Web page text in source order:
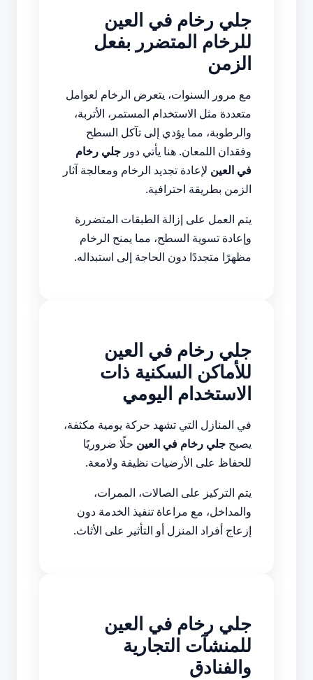
جلي رخام في العين
للرخام المتضرر بفعل
الزمن
مع مرور السنوات، يتعرض الرخام لعوامل
متعددة مثل الاستخدام المستمر، الأتربة،
والرطوبة، مما يؤدي إلى تآكل السطح
وفقدان اللمعان. هنا يأتي دور جلي رخام
في العين لإعادة تجديد الرخام ومعالجة آثار
الزمن بطريقة احترافية.
يتم العمل على إزالة الطبقات المتضررة
وإعادة تسوية السطح، مما يمنح الرخام
مظهرًا متجددًا دون الحاجة إلى استبداله.
جلي رخام في العين
للأماكن السكنية ذات
الاستخدام اليومي
في المنازل التي تشهد حركة يومية مكثفة،
يصبح جلي رخام في العين حلًا ضروريًا
للحفاظ على الأرضيات نظيفة ولامعة.
يتم التركيز على الصالات، الممرات،
والمداخل، مع مراعاة تنفيذ الخدمة دون
إزعاج أفراد المنزل أو التأثير على الأثاث.
جلي رخام في العين
للمنشآت التجارية
والفنادق